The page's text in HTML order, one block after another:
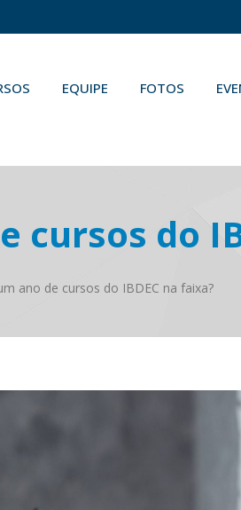
EQUIPE FOTOS
cursos do
ano de cursos do IBDEC na faixa?